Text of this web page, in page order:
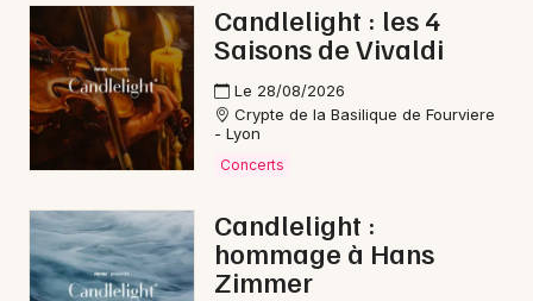
Candlelight : les 4
Saisons de Vivaldi
Le 28/08/2026
Crypte de la Basilique de Fourviere
- Lyon
Concerts
Candlelight :
hommage à Hans
Zimmer